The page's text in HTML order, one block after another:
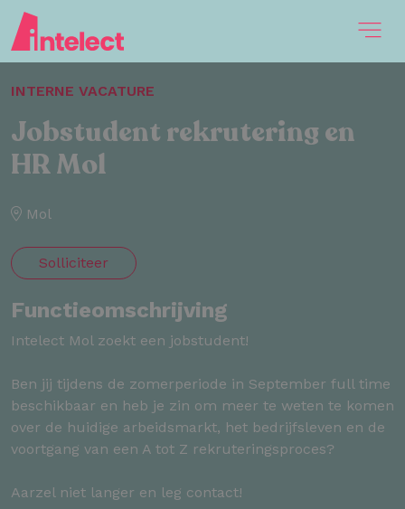
INTERNE VACATURE
Jobstudent rekrutering en
HR Mol
Mol
Solliciteer
Functieomschrijving
Intelect Mol zoekt een jobstudent!
Ben jij tijdens de zomerperiode in September full time
beschikbaar en heb je zin om meer te weten te komen
over de huidige arbeidsmarkt, het bedrijfsleven en de
voortgang van een A tot Z rekruteringsproces?
Aarzel niet langer en leg contact!